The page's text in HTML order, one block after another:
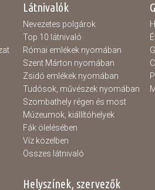
Látnivalók
Nevezetes polgárok
Top 10 látnivaló
Római emlékek nyomában
Szent Márton nyomában
Zsidó emlékek nyomában
Tudósok, művészek nyomában
Szombathely régen és most
Múzeumok, kiállítóhelyek
Fák ölelésében
Víz közelben
Összes látnivaló
Helyszínek, szervezők